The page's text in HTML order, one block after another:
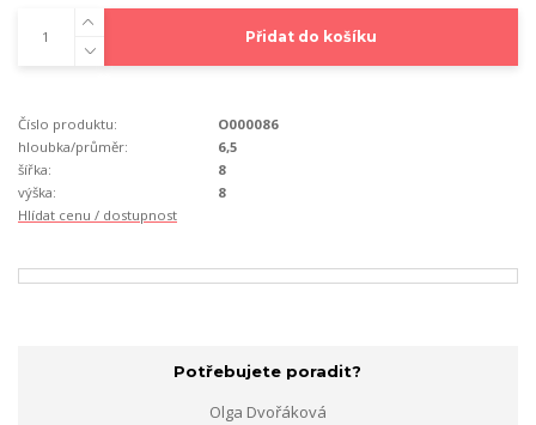
Přidat do košíku
Číslo produktu:
O000086
hloubka/průměr:
6,5
šířka:
8
výška:
8
Hlídat cenu / dostupnost
Potřebujete poradit?
Olga Dvořáková